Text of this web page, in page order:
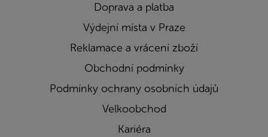
Doprava a platba
Výdejní místa v Praze
Reklamace a vrácení zboží
Obchodní podmínky
Podmínky ochrany osobních údajů
Velkoobchod
Kariéra